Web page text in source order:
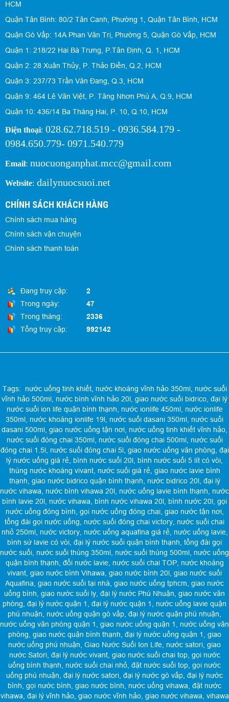
HCM
Quận Tân Bình: 80/2 Tân Canh, Phường 1, Quận Tân Bình, HCM
Quận Gò Vấp: 14A Phan Văn Trị, Phường 5, Quận Gò Vấp, HCM
Quận 1: 218/22 Hai Bà Trưng, P.Tân Định, Q. 1, HCM
Quận 2: 28 Xuân Thủy, P. Thảo Điền, Q.2, HCM
Quận 3: 237/73 Trần Văn Đang, Q.3, HCM
Quận 9: 464 Lê Văn Việt, P. Tăng Nhơn Phú A, Q.9, HCM
Quận 10: 436/14 Ba Tháng Hai, P. 10, Q.10, HCM
Điện thoại: 028.62.718.519 - 0936.584.179 -
0984.650.779- 0971.540.779
Email: nuocuonganphat.mcc@gmail.com
Website: dailynuocsuoi.net
CHÍNH SÁCH KHÁCH HÀNG
Chính sách mua hàng
Chính sách vận chuyện
Chính sách thanh toán
Đang truy cập:
2
Trong ngày:
47
Trong tháng:
2336
Tổng truy cập:
992142
Tags: nước uống tinh khiết, nước khoáng vĩnh hảo 350ml, nước suối
vĩnh hảo 500ml nước bình vĩnh hảo 20l giao nước suối bidrico đại lý
nước suối ion life quận bình thạnh
nước ionlife 450ml, nước ionlife
350ml nước khoáng ionlife 19l nước suối dasani 350ml nước suối
dasani 500ml giao nước uống tận nơi nước uống tinh khiết vĩnh hảo
nước suối đóng chai 350ml, nước suối đóng chai 500ml, nước suối
đóng chai 1.5l, nước suối đóng chai 5l, giao nước uống văn phòng đại
lý nước uống giá rẻ bình nước suối 20l bình nước suối 5 lít có vòi
thùng nước khoáng vivant, nước suối giá rẻ, giao nước lavie bình
thạnh giao nước bidrico quận bình thạnh nước bidrico 20l, đại lý
nước vihawa
nước bình vihawa 20l nước uống lavie bình thạnh
nước
bình lavie 20l nước vihawa bình nước vihawa 20l bình nước 20l gọi
nước uống đóng bình gọi nước uống đóng chai, giao nước tận nơi,
tổng đài gọi nước uống
nước suối đóng chai victory nước suối chai
nhỏ 250ml, nước victory, nước uống aquafina giá rẻ, nước uống lavie,
bình sứ lavie có vòi đại lý nước suối quận bình thạnh tổng đài gọi
nước suối nước suối thùng 350ml nước suối thùng 500ml nước uống
quận bình thạnh đổi nước lavie, nước suối chai TOP, nước khoáng
vivant giao nước bình Vihawa giao nước bình 20l giao nước suối
Aquafina giao nước suối tại nhà giao nước uống tphcm giao nước
uống bình giao nước suối ly đại lý nước Phú Nhuận giao nước văn
phòng đại lý nước quận 1 đại lý nước quận 1
nước uống lavie quận
phú nhuận
nước uống quận gò vấp đại lý nước quận phú nhuận
nước uống văn phòng quận 1
giao nước uống quận 1
nước uống văn
phòng giao nước quận bình thạnh đại lý nước uống quận 1
giao
nước uống phú nhuận Giao Nước Suối Ion Life nước satori giao
nước Satori, đại lý nước vivant, giao nước suối chai top, gọi nước
uống bình thạnh
nước suối chai nhỏ đặt nước suối top gọi nước
uống phú nhuận đại lý nước satori đại lý nước gò vấp đại lý nước
bình gọi nước bình giao nước bình nước uống vihawa đặt nước
vihawa đại lý vĩnh hảo, giao nước vĩnh hảo, giao nước vihawa vihawa